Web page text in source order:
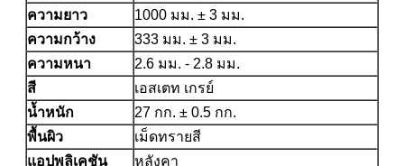
ความยาว
1000 มม. ± 3 มม.
ความกว้าง
333 มม. ± 3 มม.
ความหนา
2.6 มม. - 2.8 มม.
สี
เอสเตท เกรย์
น้ำหนัก
27 กก. ± 0.5 กก.
พื้นผิว
เม็ดทรายสี
แอปพลิเคชัน
หลังคา